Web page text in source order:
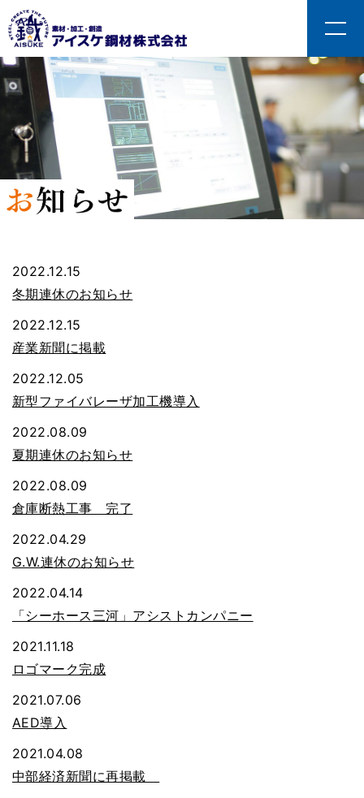
2022.12.15
冬期連休のお知らせ
2022.12.15
産業新聞に掲載
2022.12.05
新型ファイバレーザ加工機導入
2022.08.09
夏期連休のお知らせ
2022.08.09
倉庫断熱工事 完了
2022.04.29
G.W.連休のお知らせ
2022.04.14
「シーホース三河」アシストカンパニー
2021.11.18
ロゴマーク完成
2021.07.06
AED導入
2021.04.08
中部経済新聞に再掲載